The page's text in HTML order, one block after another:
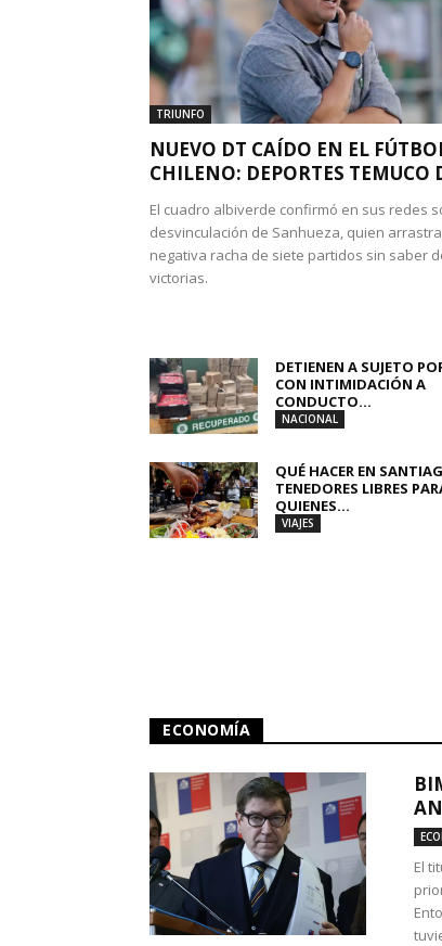
TRIUNFO
NUEVO DT CAÍDO EN EL
CHILENO: DEPORTES TEMUCO
El cuadro albiverde confirmó en sus redes
desvinculación de Sanhueza, quien
negativa racha de siete partidos sin saber
victorias.
DETIENEN A SUJETO
CON INTIMIDACIÓN A
CONDUCTO...
NACIONAL
QUÉ HACER EN
TENEDORES LIBRES
QUIENES...
VIAJES
ECONOMÍA
El